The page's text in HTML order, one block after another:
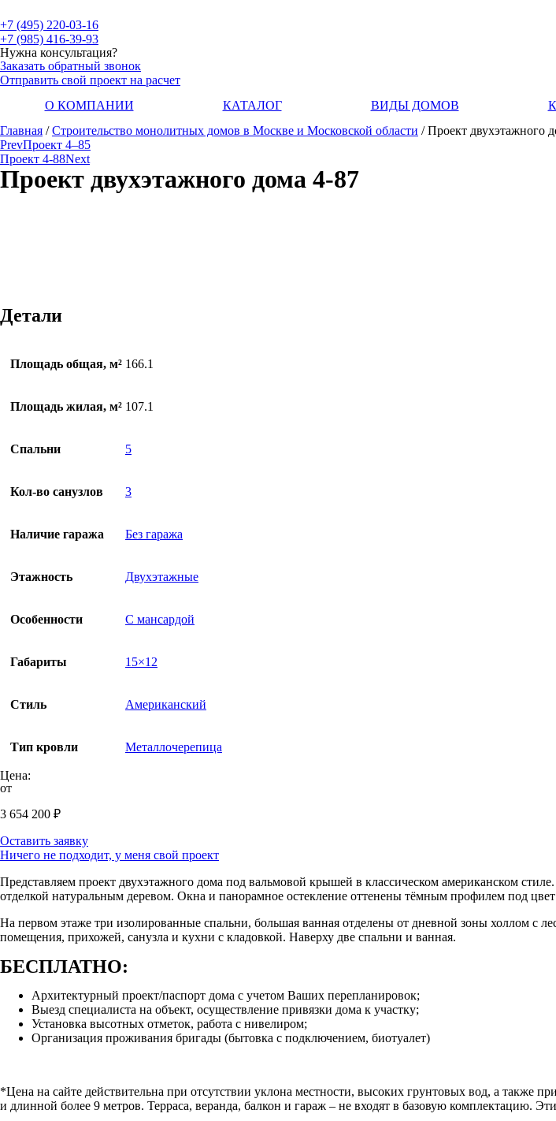
+7 (495) 220-03-16
+7 (985) 416-39-93
Нужна консультация?
Заказать обратный звонок
Отправить свой проект на расчет
О КОМПАНИИ
КАТАЛОГ ВИДЫ ДОМОВ
Главная /Строительство монолитных домов в Москве и Московской области / Проект двухэтажного
PrevПроект 4–85
Проект 4-88Next
Проект двухэтажного дома 4-87
Детали
Площадь общая, м² 166.1
Площадь жилая, м² 107.1
Спальни 5
Кол-во санузлов 3
Наличие гаража Без гаража
Этажность Двухэтажные
Особенности С мансардой
Габариты 15×12
Стиль Американский
Тип кровли Металлочерепица
Цена:
от
3 654 200 ₽
Оставить заявку
Ничего не подходит, у меня свой проект
Представляем проект двухэтажного дома под вальмовой крышей в классическом американском
отделкой натуральным деревом. Окна и панорамное остекление оттенены тёмным профилем под
На первом этаже три изолированные спальни, большая ванная отделены от дневной зоны холлом с
помещения, прихожей, санузла и кухни с кладовкой. Наверху две спальни и ванная.
БЕСПЛАТНО:
Архитектурный проект/паспорт дома с учетом Ваших перепланировок;
Выезд специалиста на объект, осуществление привязки дома к участку;
Установка высотных отметок, работа с нивелиром;
Организация проживания бригады (бытовка с подключением, биотуалет)
*Цена на сайте действительна при отсутствии уклона местности, высоких грунтовых вод, а также
и длинной более 9 метров. Терраса, веранда, балкон и гараж – не входят в базовую комплектацию.